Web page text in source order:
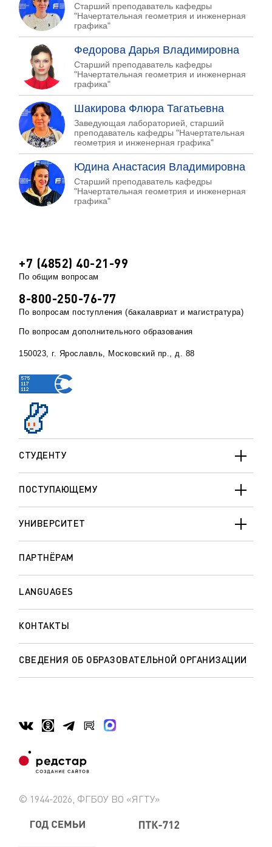
Старший преподаватель кафедры
"Начертательная геометрия и инженерная
графика"
Федорова Дарья Владимировна
Старший преподаватель кафедры
"Начертательная геометрия и инженерная
графика"
Шакирова Флюра Тагатьевна
Заведующая лабораторией, старший
преподаватель кафедры "Начертательная
геометрия и инженерная графика"
Юдина Анастасия Владимировна
Старший преподаватель кафедры
"Начертательная геометрия и инженерная
графика"
СТУДЕНТУ
ПОСТУПАЮЩЕМУ
УНИВЕРСИТЕТ
ПАРТНЁРАМ
LANGUAGES
КОНТАКТЫ
СВЕДЕНИЯ ОБ ОБРАЗОВАТЕЛЬНОЙ ОРГАНИЗАЦИИ
+7 (4852) 40-21-99
По общим вопросам
8-800-250-76-77
По вопросам поступления (бакалавриат и магистратура)
По вопросам дополнительного образования
150023, г. Ярославль, Московский пр., д. 88
© 1944-2026, ФГБОУ ВО «ЯГТУ»